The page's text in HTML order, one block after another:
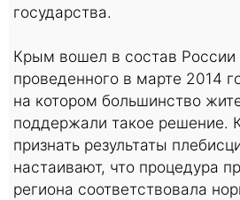
государства.
Крым вошел в состав России
проведенного в марте 2014
на котором большинство
поддержали такое решение.
признать результаты
настаивают, что процедура
региона соответствовала